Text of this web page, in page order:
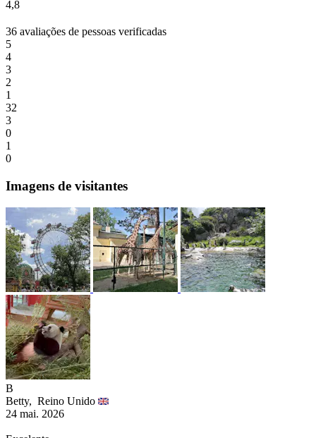
4,8
36 avaliações de pessoas verificadas
5
4
3
2
1
32
3
0
1
0
Imagens de visitantes
B
Betty, Reino Unido
24 mai. 2026